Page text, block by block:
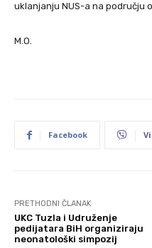
uklanjanju NUS-a na području
M.O.
Facebook
PRETHODNI ČLANAK
UKC Tuzla i Udruženje
pedijatara BiH organiziraju
neonatološki simpozij